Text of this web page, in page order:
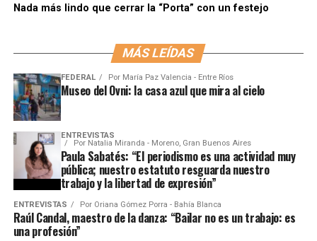
Nada más lindo que cerrar la “Porta” con un festejo
MÁS LEÍDAS
FEDERAL Por María Paz Valencia - Entre Ríos
Museo del Ovni: la casa azul que mira al cielo
ENTREVISTAS
Por Natalia Miranda - Moreno, Gran Buenos Aires
Paula Sabatés: “El periodismo es una actividad muy
pública; nuestro estatuto resguarda nuestro
trabajo y la libertad de expresión”
ENTREVISTAS Por Oriana Gómez Porra - Bahía Blanca
Raúl Candal, maestro de la danza: “Bailar no es un trabajo: es
una profesión”